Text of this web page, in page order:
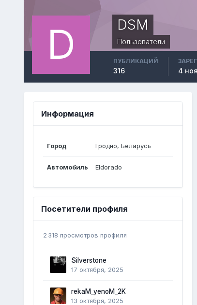
DSM
Пользователи
ПУБЛИКАЦИЙ
316 4
Информация
Город Гродно, Беларусь
Автомобиль Eldorado
Посетители профиля
2 318 просмотров профиля
Silverstone
17 октября, 2025
rekaM_yenoM_2K
13 октября, 2025